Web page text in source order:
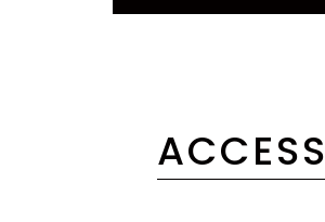
ACCESS